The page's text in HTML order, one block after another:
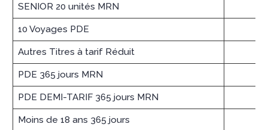
SENIOR 20 unités MRN
10 Voyages PDE
Autres Titres à tarif Réduit
PDE 365 jours MRN
PDE DEMI-TARIF 365 jours MRN
Moins de 18 ans 365 jours